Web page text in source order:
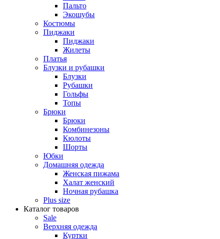
Пальто
Экошубы
Костюмы
Пиджаки
Пиджаки
Жилеты
Платья
Блузки и рубашки
Блузки
Рубашки
Гольфы
Топы
Брюки
Брюки
Комбинезоны
Кюлоты
Шорты
Юбки
Домашняя одежда
Женская пижама
Халат женский
Ночная рубашка
Plus size
Каталог товаров
Sale
Верхняя одежда
Куртки